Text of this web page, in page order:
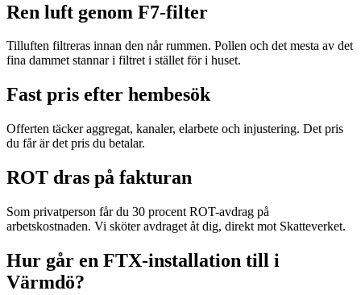
Ren luft genom F7-filter
Tilluften filtreras innan den når rummen. Pollen och det mesta av det
fina dammet stannar i filtret i stället för i huset.
Fast pris efter hembesök
Offerten täcker aggregat, kanaler, elarbete och injustering. Det pris
du får är det pris du betalar.
ROT dras på fakturan
Som privatperson får du 30 procent ROT-avdrag på
arbetskostnaden. Vi sköter avdraget åt dig, direkt mot Skatteverket.
Hur går en FTX-installation till i
Värmdö?